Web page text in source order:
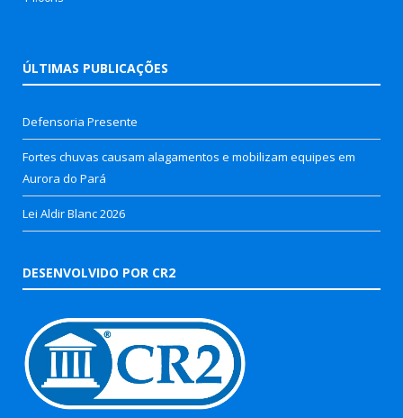
ÚLTIMAS PUBLICAÇÕES
Defensoria Presente
Fortes chuvas causam alagamentos e mobilizam equipes em
Aurora do Pará
Lei Aldir Blanc 2026
DESENVOLVIDO POR CR2